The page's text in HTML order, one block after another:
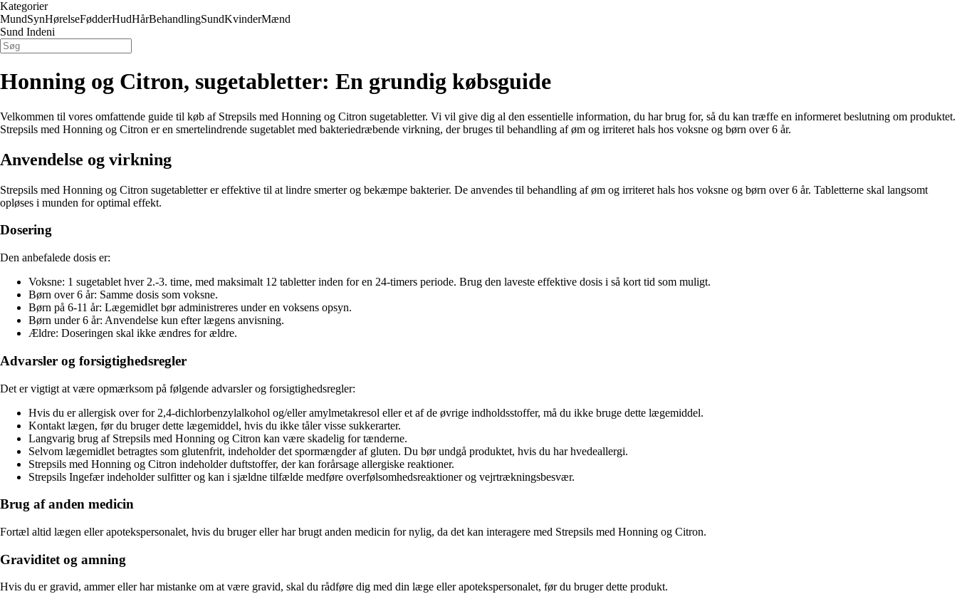
Kategorier
MundSynHørelseFødderHudHårBehandlingSundKvinderMænd
Sund Indeni
Honning og Citron, sugetabletter: En grundig købsguide
Velkommen til vores omfattende guide til køb af Strepsils med Honning og Citron sugetabletter. Vi vil give dig al den essentielle information, du har brug for, så du kan træffe en informeret beslutning om produktet.
Strepsils med Honning og Citron er en smertelindrende sugetablet med bakteriedræbende virkning, der bruges til behandling af øm og irriteret hals hos voksne og børn over 6 år.
Anvendelse og virkning
Strepsils med Honning og Citron sugetabletter er effektive til at lindre smerter og bekæmpe bakterier. De anvendes til behandling af øm og irriteret hals hos voksne og børn over 6 år. Tabletterne skal langsomt
opløses i munden for optimal effekt.
Dosering
Den anbefalede dosis er:
Voksne: 1 sugetablet hver 2.-3. time, med maksimalt 12 tabletter inden for en 24-timers periode. Brug den laveste effektive dosis i så kort tid som muligt.
Børn over 6 år: Samme dosis som voksne.
Børn på 6-11 år: Lægemidlet bør administreres under en voksens opsyn.
Børn under 6 år: Anvendelse kun efter lægens anvisning.
Ældre: Doseringen skal ikke ændres for ældre.
Advarsler og forsigtighedsregler
Det er vigtigt at være opmærksom på følgende advarsler og forsigtighedsregler:
Hvis du er allergisk over for 2,4-dichlorbenzylalkohol og/eller amylmetakresol eller et af de øvrige indholdsstoffer, må du ikke bruge dette lægemiddel.
Kontakt lægen, før du bruger dette lægemiddel, hvis du ikke tåler visse sukkerarter.
Langvarig brug af Strepsils med Honning og Citron kan være skadelig for tænderne.
Selvom lægemidlet betragtes som glutenfrit, indeholder det spormængder af gluten. Du bør undgå produktet, hvis du har hvedeallergi.
Strepsils med Honning og Citron indeholder duftstoffer, der kan forårsage allergiske reaktioner.
Strepsils Ingefær indeholder sulfitter og kan i sjældne tilfælde medføre overfølsomhedsreaktioner og vejrtrækningsbesvær.
Brug af anden medicin
Fortæl altid lægen eller apotekspersonalet, hvis du bruger eller har brugt anden medicin for nylig, da det kan interagere med Strepsils med Honning og Citron.
Graviditet og amning
Hvis du er gravid, ammer eller har mistanke om at være gravid, skal du rådføre dig med din læge eller apotekspersonalet, før du bruger dette produkt.